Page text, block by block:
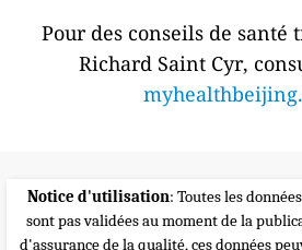
Pour des conseils de santé
Richard Saint Cyr,
Notice d'utilisation: Toutes les
sont pas validées au moment de la
d'assurance de la qualité, ces données